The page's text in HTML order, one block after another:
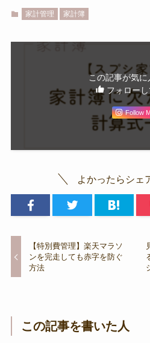
家計管理 家計簿
この記事が気に
フォローし
Follow
よかったらシェ
【特別費管理】楽天マラソ
ンを完走しても赤字を防ぐ
方法
この記事を書いた人